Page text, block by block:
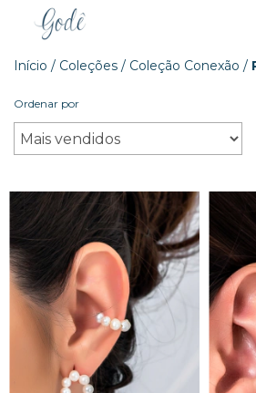
Início / Coleções / Coleção Conexão /
Ordenar por